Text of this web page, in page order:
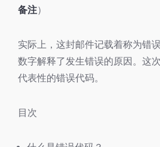
备注）
实际上，这封邮件记载着称为错
数字解释了发生错误的原因。这
代表性的错误代码。
目次